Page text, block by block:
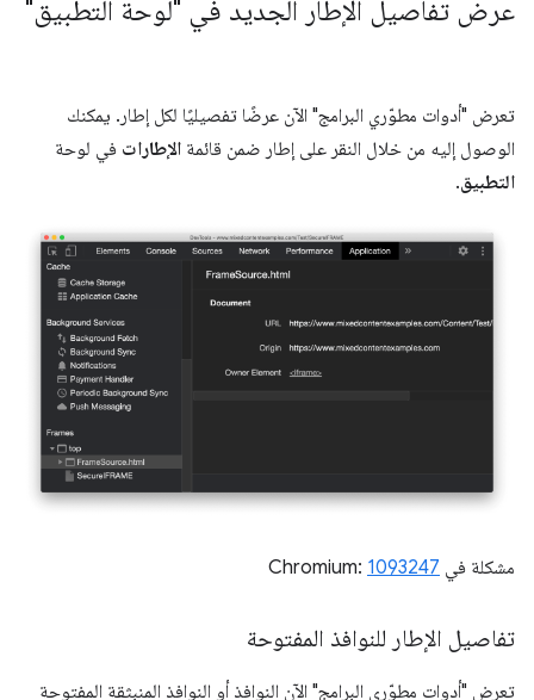
عرض تفاصيل الإطار الجديد في "لوحة التطبيق"
تعرض "أدوات مطوّري البرامج" الآن عرضًا تفصيليًا لكل إطار. يمكنك
الوصول إليه من خلال النقر على إطار ضمن قائمة الإطارات في لوحة
التطبيق.
مشكلة في Chromium: 1093247
تفاصيل الإطار للنوافذ المفتوحة
تعرض "أدوات مطوّري البرامج" الآن النوافذ أو النوافذ المنبثقة المفتوحة